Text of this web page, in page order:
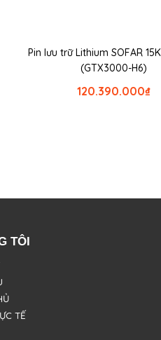
Pin lưu trữ Lithium SOFAR
(GTX3000-H6)
₫
120.390.000
TÔI
TẾ